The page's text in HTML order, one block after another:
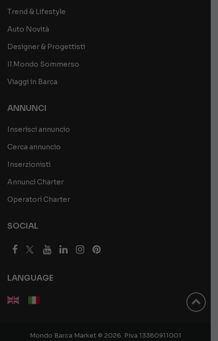
Trend & Lifestyle
Auto Novità
Designer & Progettisti
Il Mondo Sommerso
Viaggi in Barca
ANNUNCI
Inserisci annuncio
Cerca annuncio
Inserzionisti
Annunci Charter
Operatori Charter
SOCIAL
LANGUAGE
Mondo Barca Market © 2026. P.iva 13380911001